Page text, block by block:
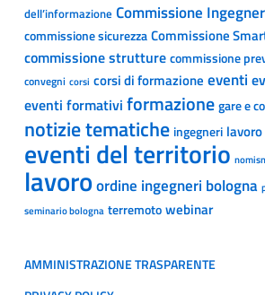
dell’informazione Commissione
commissione sicurezzaCommissione
commissione strutturecommissione
convegni corsi corsi di formazione eventi
eventi formativi formazionegare e
notizie tematiche ingegneri lavoro
eventi del territorio
lavoroordine ingegneri bologna
seminario bologna terremotowebinar
AMMINISTRAZIONE TRASPARENTE